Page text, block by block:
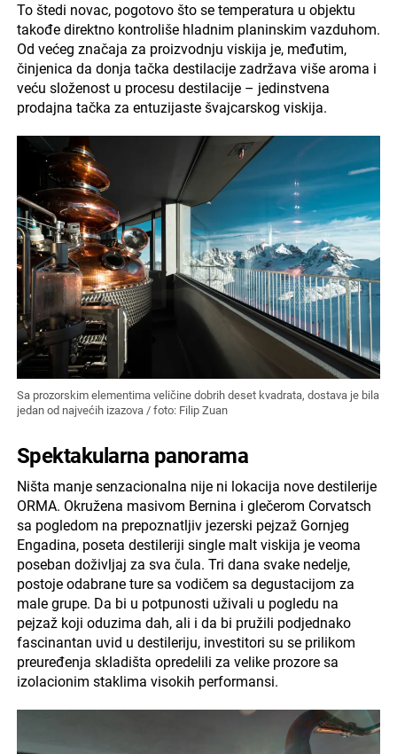
To štedi novac, pogotovo što se temperatura u objektu
takođe direktno kontroliše hladnim planinskim vazduhom.
Od većeg značaja za proizvodnju viskija je, međutim,
činjenica da donja tačka destilacije zadržava više aroma i
veću složenost u procesu destilacije – jedinstvena
prodajna tačka za entuzijaste švajcarskog viskija.
Sa prozorskim elementima veličine dobrih deset kvadrata, dostava je bila
jedan od najvećih izazova / foto: Filip Zuan
Spektakularna panorama
Ništa manje senzacionalna nije ni lokacija nove destilerije
ORMA. Okružena masivom Bernina i glečerom Corvatsch
sa pogledom na prepoznatljiv jezerski pejzaž Gornjeg
Engadina, poseta destileriji single malt viskija je veoma
poseban doživljaj za sva čula. Tri dana svake nedelje,
postoje odabrane ture sa vodičem sa degustacijom za
male grupe. Da bi u potpunosti uživali u pogledu na
pejzaž koji oduzima dah, ali i da bi pružili podjednako
fascinantan uvid u destileriju, investitori su se prilikom
preuređenja skladišta opredelili za velike prozore sa
izolacionim staklima visokih performansi.